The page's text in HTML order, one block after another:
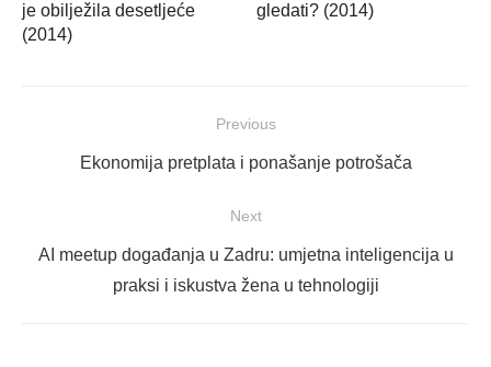
je obilježila desetljeće
(2014)
gledati? (2014)
objava
Previous
Previous
Ekonomija pretplata i ponašanje potrošača
Next
Next
AI meetup događanja u Zadru: umjetna inteligencija u
praksi i iskustva žena u tehnologiji